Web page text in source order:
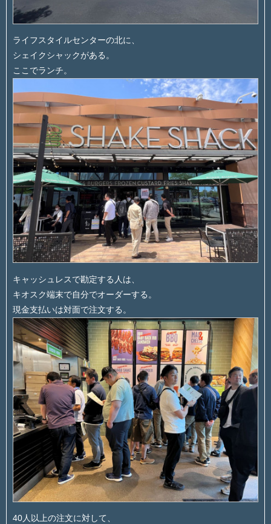
ライフスタイルセンターの北に、
シェイクシャックがある。
ここでランチ。
キャッシュレスで勘定する人は、
キオスク端末で自分でオーダーする。
現金支払いは対面で注文する。
40人以上の注文に対して、